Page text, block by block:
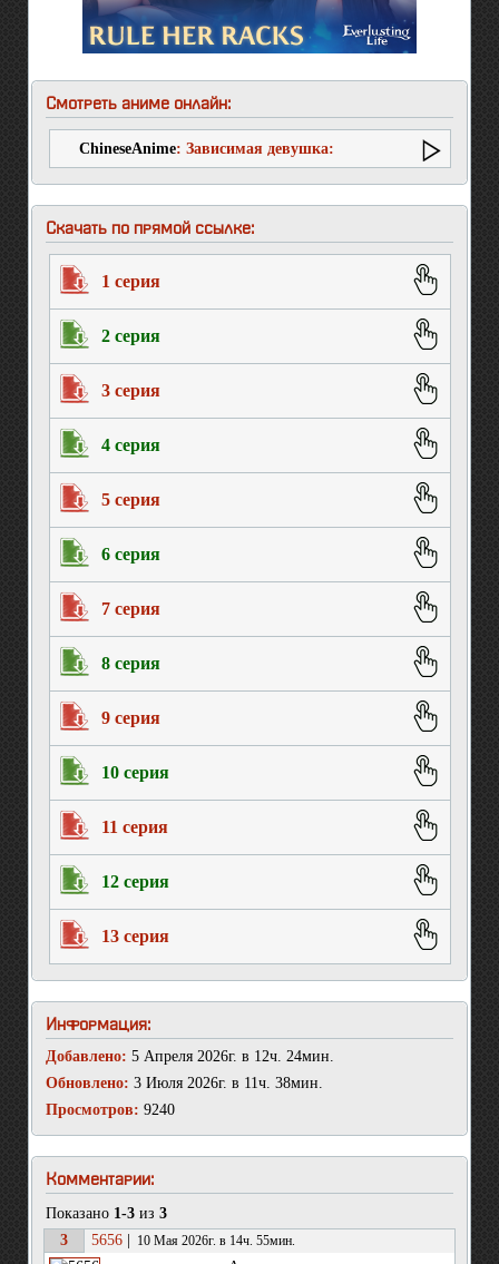
Смотреть аниме онлайн:
ChineseAnime: Зависимая девушка:
Передозировка
Скачать по прямой ссылке:
1 серия
2 серия
3 серия
4 серия
5 серия
6 серия
7 серия
8 серия
9 серия
10 серия
11 серия
12 серия
13 серия
Информация:
Добавлено: 5 Апреля 2026г. в 12ч. 24мин.
Обновлено: 3 Июля 2026г. в 11ч. 38мин.
Просмотров: 9240
Комментарии:
Показано 1-3 из 3
3
5656 10 Мая 2026г. в 14ч. 55мин.